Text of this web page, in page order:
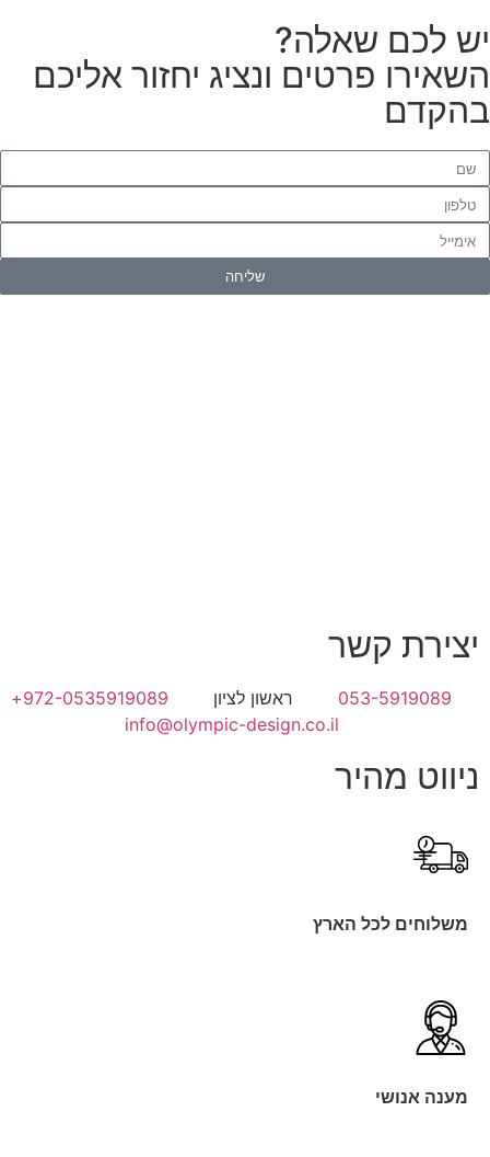
לכם שאלה?
פרטים ונציג יחזור אליכם
שליחה
ניווט מהיר
משלוחים לכל הארץ
מענה אנושי
יצירת קשר
053-5919089 ראשון לציון
972-0535919089+
info@olympic-design.co.il